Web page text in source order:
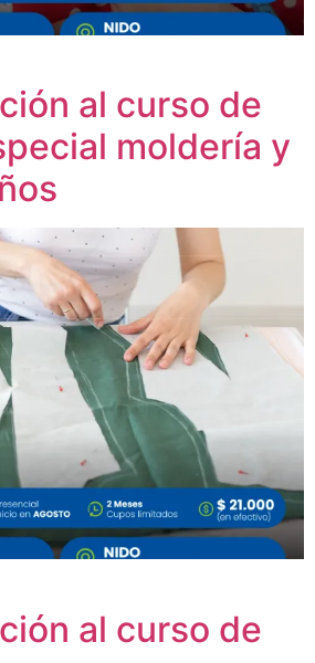
al curso de
moldería y
al curso de